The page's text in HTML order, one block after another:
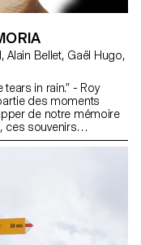
in rain.” - Roy
des moments
de notre mémoire
ces souvenirs
une application
peu à peu si
n’est ajouté. Pour
et chacun est
avec de nouveaux